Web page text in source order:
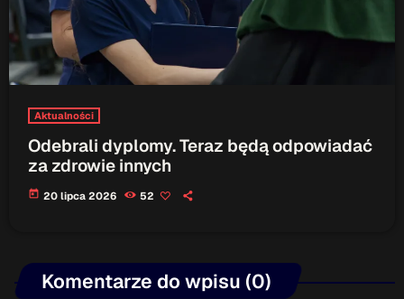
Aktualności
Odebrali dyplomy. Teraz będą odpowiadać
za zdrowie innych
today 20 lipca 2026 52
Komentarze do wpisu (0)